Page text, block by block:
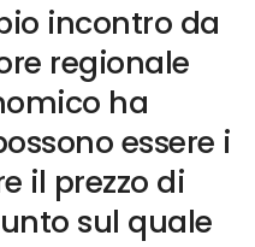
incontro da
regionale
ha
essere i
il prezzo di
sul quale